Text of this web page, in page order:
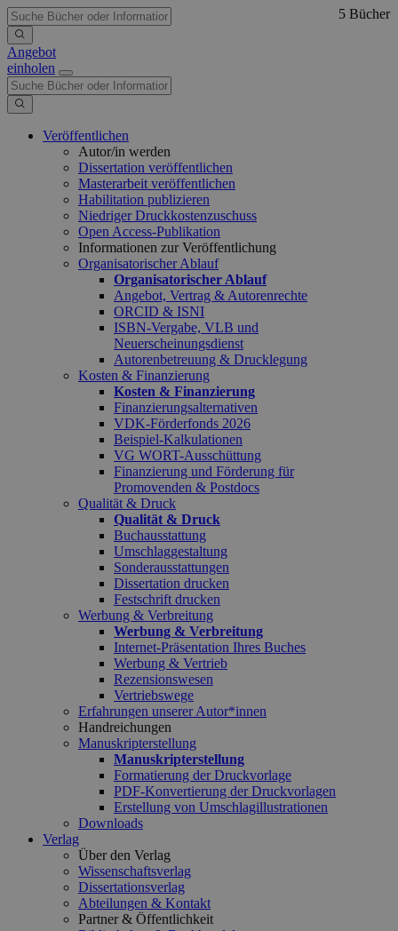
Angebot
einholen
Veröffentlichen
Autor/in werden
Dissertation veröffentlichen
Masterarbeit veröffentlichen
Habilitation publizieren
Niedriger Druckkostenzuschuss
Open Access-Publikation
Informationen zur Veröffentlichung
Organisatorischer Ablauf
Organisatorischer Ablauf
Angebot, Vertrag & Autorenrechte
ORCID & ISNI
ISBN-Vergabe, VLB und
Neuerscheinungsdienst
Autorenbetreuung & Drucklegung
Kosten & Finanzierung
Kosten & Finanzierung
Finanzierungsalternativen
VDK-Förderfonds 2026
Beispiel-Kalkulationen
VG WORT-Ausschüttung
Finanzierung und Förderung für
Promovenden & Postdocs
Qualität & Druck
Qualität & Druck
Buchausstattung
Umschlaggestaltung
Sonderausstattungen
Dissertation drucken
Festschrift drucken
Werbung & Verbreitung
Werbung & Verbreitung
Internet-Präsentation Ihres Buches
Werbung & Vertrieb
Rezensionswesen
Vertriebswege
Erfahrungen unserer Autor*innen
Handreichungen
Manuskripterstellung
Manuskripterstellung
Formatierung der Druckvorlage
PDF-Konvertierung der Druckvorlagen
Erstellung von Umschlagillustrationen
Downloads
Verlag
Über den Verlag
Wissenschaftsverlag
Dissertationsverlag
Abteilungen & Kontakt
Partner & Öffentlichkeit
5 Bücher